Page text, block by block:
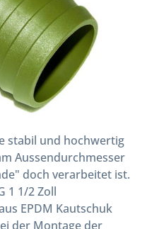
stabil und hochwertig
Aussendurchmesser
doch verarbeitet ist.
1 1/2 Zoll
EPDM Kautschuk
der Montage der